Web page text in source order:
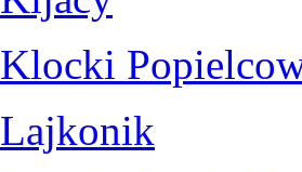
Klocki
Lajkonik